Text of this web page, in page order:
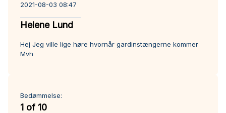
2021-08-03 08:47
Helene Lund
Hej Jeg ville lige høre hvornår gardinstængerne kommer
Mvh
Bedømmelse:
1 of 10